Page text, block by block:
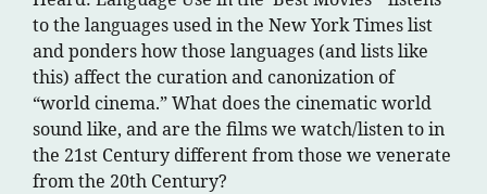
to the languages used in the New York Times list
and ponders how those languages (and lists like
this) affect the curation and canonization of
“world cinema.” What does the cinematic world
sound like, and are the films we watch/listen to in
the 21st Century different from those we venerate
from the 20th Century?